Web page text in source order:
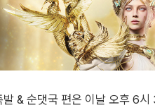
& 순댓국 편은 이날 오후 6